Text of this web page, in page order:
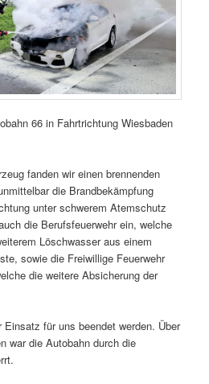
66 in Fahrtrichtung Wiesbaden
fanden wir einen brennenden
die Brandbekämpfung
unter schwerem Atemschutz
die Berufsfeuerwehr ein, welche
Löschwasser aus einem
sowie die Freiwillige Feuerwehr
die weitere Absicherung der
für uns beendet werden. Über
war die Autobahn durch die